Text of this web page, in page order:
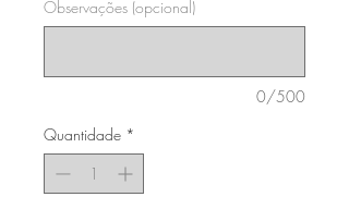
Observações (opcional)
0/500
Quantidade *